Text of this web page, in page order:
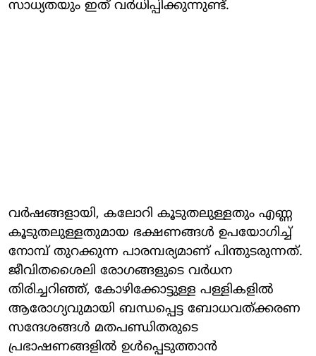
സാധ്യതയും ഇത് വര്‍ധിപ്പിക്കുന്നുണ്ട്.
വര്‍ഷങ്ങളായി, കലോറി കൂടുതലുള്ളതും എണ്ണ
കൂടുതലുള്ളതുമായ ഭക്ഷണങ്ങള്‍ ഉപയോഗിച്ച്
നോമ്പ് തുറക്കുന്ന പാരമ്പര്യമാണ് പിന്തുടരുന്നത്.
ജീവിതശൈലി രോഗങ്ങളുടെ വര്‍ധന
തിരിച്ചറിഞ്ഞ്, കോഴിക്കോട്ടുള്ള പള്ളികളില്‍
ആരോഗ്യവുമായി ബന്ധപ്പെട്ട ബോധവത്ക്കരണ
സന്ദേശങ്ങള്‍ മതപണ്ഡിതരുടെ
പ്രഭാഷണങ്ങളില്‍ ഉള്‍പ്പെടുത്താന്‍